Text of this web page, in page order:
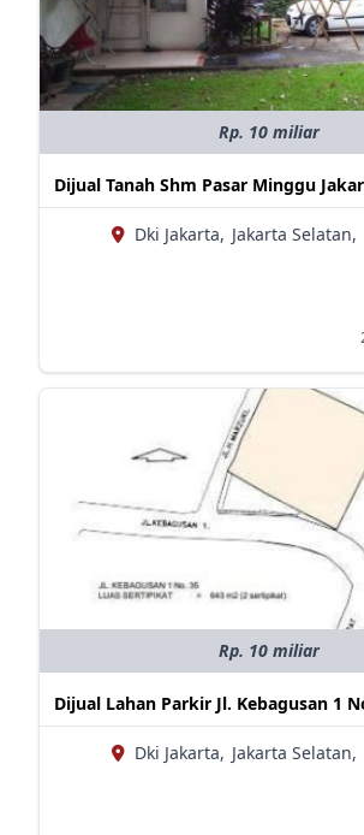
Rp. 10 miliar
Dijual Tanah Shm Pasar Minggu
Dki Jakarta, Jakarta Selatan,
Rp. 10 miliar
Dijual Lahan Parkir Jl. Kebagusan 1
Dki Jakarta, Jakarta Selatan,